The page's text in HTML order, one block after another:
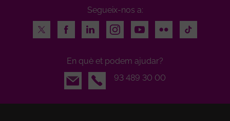
Segueix-nos a:
Twitter
FacebookLinkedInInstagramYoutubeFlickr TikTok
En què et podem ajudar?
Email
93 489 30 00